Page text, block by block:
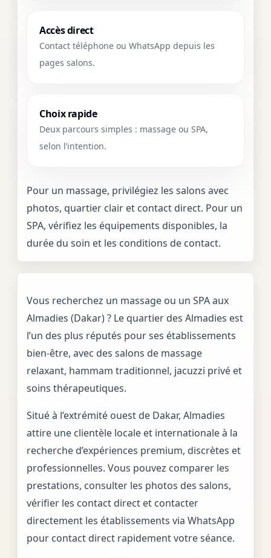
Accès direct
Contact téléphone ou WhatsApp depuis les
pages salons.
Choix rapide
Deux parcours simples : massage ou SPA,
selon l’intention.
Pour un massage, privilégiez les salons avec
photos, quartier clair et contact direct. Pour un
SPA, vérifiez les équipements disponibles, la
durée du soin et les conditions de contact.
Vous recherchez un massage ou un SPA aux
Almadies (Dakar) ? Le quartier des Almadies est
l’un des plus réputés pour ses établissements
bien-être, avec des salons de massage
relaxant, hammam traditionnel, jacuzzi privé et
soins thérapeutiques.
Situé à l’extrémité ouest de Dakar, Almadies
attire une clientèle locale et internationale à la
recherche d’expériences premium, discrètes et
professionnelles. Vous pouvez comparer les
prestations, consulter les photos des salons,
vérifier les contact direct et contacter
directement les établissements via WhatsApp
pour contact direct rapidement votre séance.